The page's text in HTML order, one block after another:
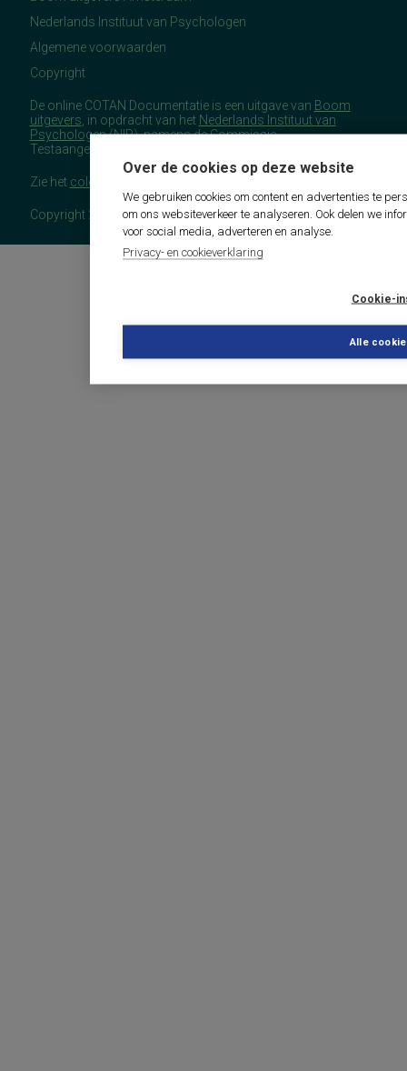
Over de cookies op deze website
We gebruiken cookies om content en advertenties te
om ons websiteverkeer te analyseren. Ook delen we
voor social media, adverteren en analyse.
Privacy- en cookieverklaring
Cookie-
Alle
Nederlands Instituut van Psychologen
Algemene voorwaarden
Copyright
De online COTAN Documentatie is een uitgave van Boom
uitgevers , in opdracht van het Nederlands Instituut van
Psychologen(NIP), namens de Commissie
Testaangelegenheden Nederland (COTAN).
Zie het colofon
Copyright 2026 - COTAN Documentatie